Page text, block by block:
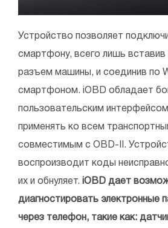
Устройство позволяет
смартфону, всего лишь
разъем машины, и соединив по
смартфоном. iOBD обладает
пользовательским
применять ко всем
совместимым с OBD-II.
воспроизводит коды
их и обнуляет. iOBD дает
диагностировать электронные
через телефон, такие как: